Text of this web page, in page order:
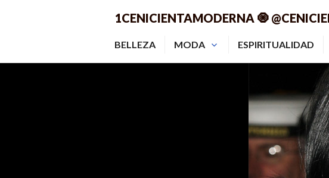
1CENICIENTAMODERNA 🧿
BELLEZA MODA ESPIRITUALIDAD